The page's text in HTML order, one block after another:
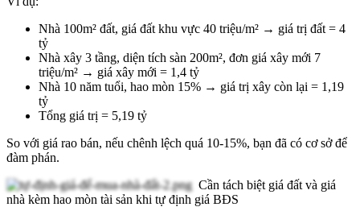
Nhà 100m² đất, giá đất khu vực 40 triệu/m² → giá trị đất = 4
tỷ
Nhà xây 3 tầng, diện tích sàn 200m², đơn giá xây mới 7
triệu/m² → giá xây mới = 1,4 tỷ
Nhà 10 năm tuổi, hao mòn 15% → giá trị xây còn lại = 1,19
tỷ
Tổng giá trị = 5,19 tỷ
So với giá rao bán, nếu chênh lệch quá 10-15%, bạn đã có cơ sở để
đàm phán.
Cần tách biệt giá đất và giá
nhà kèm hao mòn tài sản khi tự định giá BĐS